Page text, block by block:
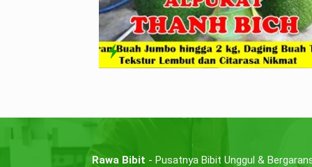
Rawa Bibit - Pusatnya Bibit Unggul &